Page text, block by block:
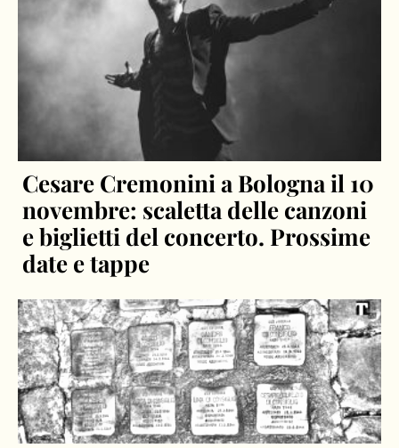
Cesare Cremonini a Bologna il 10
novembre: scaletta delle canzoni
e biglietti del concerto. Prossime
date e tappe